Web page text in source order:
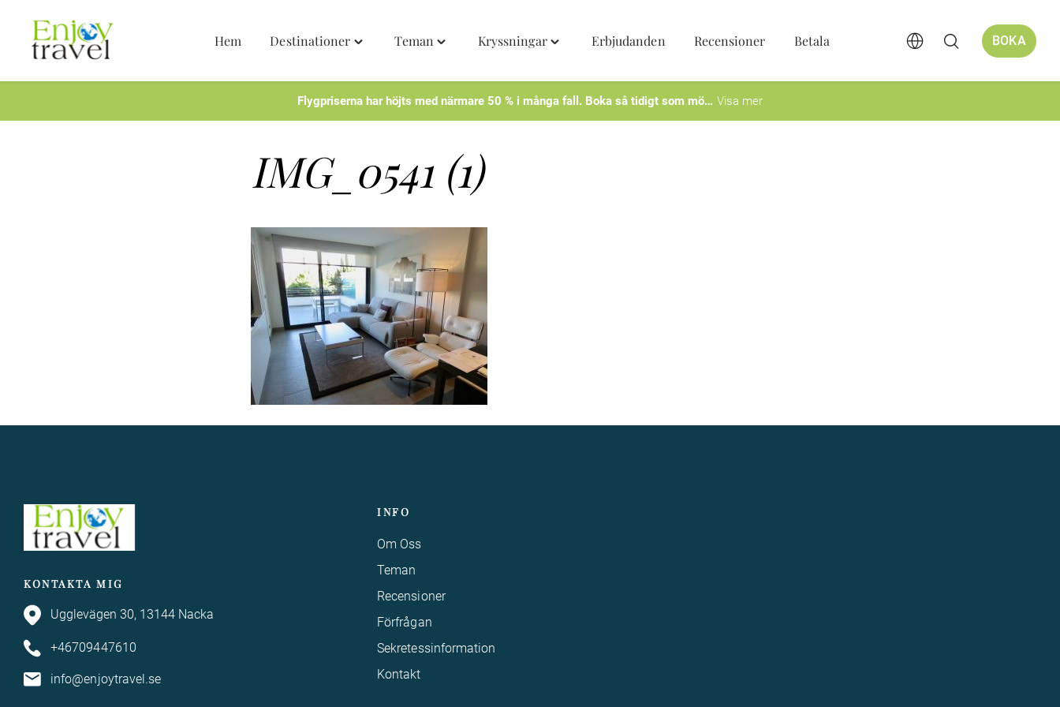
Hoppa
Hem Destinationer Teman
Toggle
Kryssningar Erbjudanden Recensioner Betala BOKA
Flygpriserna har höjts med närmare 50 % i många fall. Boka så tidigt som mö Visa mer
IMG_0541 (1)
KONTAKTA MIG
Ugglevägen 30, 13144 Nacka
+46709447610
info@enjoytravel.se
INFO
Om Oss
Teman
Recensioner
Förfrågan
Sekretessinformation
Kontakt